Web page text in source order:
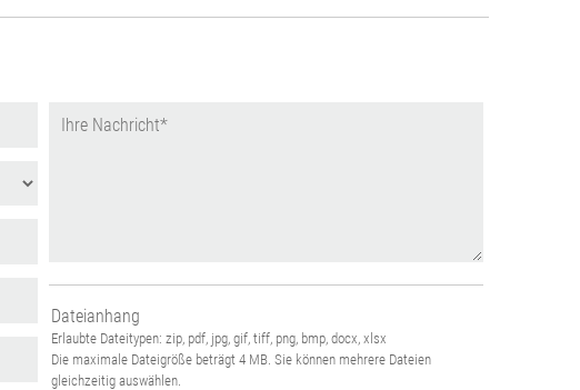
Dateianhang
Erlaubte Dateitypen: zip, pdf, jpg, gif, tiff, png, bmp, docx, xlsx
Die maximale Dateigröße beträgt 4 MB. Sie können mehrere Dateien
gleichzeitig auswählen.